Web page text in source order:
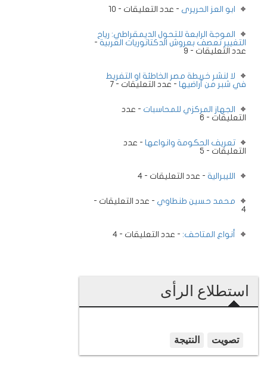
ابو العز الحريرى - عدد التعليقات - 10
الموجة الرابعة للتحول الديمقراطي: رياح
التغيير تعصف بعروش الدكتاتوريات العربية -
عدد التعليقات - 9
لا لنشر خريطة مصر الخاطئة او التفريط
في شبر من أراضيها - عدد التعليقات - 7
الجهاز المركزي للمحاسبات - عدد
التعليقات - 6
تعريف الحكومة وانواعها - عدد
التعليقات - 5
الليبرالية - عدد التعليقات - 4
محمد حسين طنطاوي - عدد التعليقات -
4
أنواع المتاحف: - عدد التعليقات - 4
استطلاع الرأى